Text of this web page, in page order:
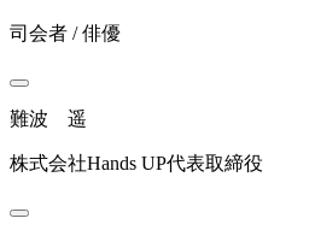
司会者 / 俳優
難波 遥
株式会社Hands UP代表取締役